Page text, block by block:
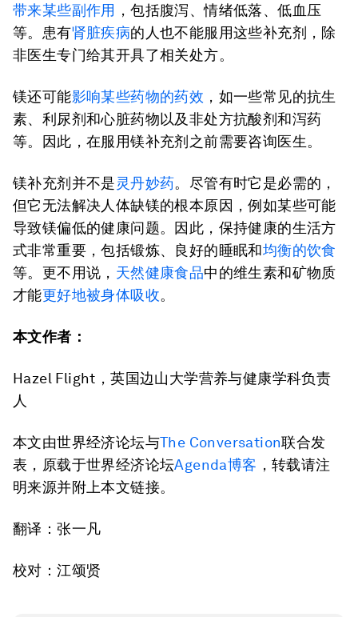
带来某些副作用 ，包括腹泻、情绪低落、低血压
等。患有肾脏疾病的人也不能服用这些补充剂，除
非医生专门给其开具了相关处方。
镁还可能影响某些药物的药效 ，如一些常见的抗生
素、利尿剂和心脏药物以及非处方抗酸剂和泻药
等。因此，在服用镁补充剂之前需要咨询医生。
镁补充剂并不是灵丹妙药。尽管有时它是必需的，
但它无法解决人体缺镁的根本原因，例如某些可能
导致镁偏低的健康问题。因此，保持健康的生活方
式非常重要，包括锻炼、良好的睡眠和均衡的饮食
等。更不用说， 天然健康食品中的维生素和矿物质
才能更好地被身体吸收。
本文作者：
Hazel Flight，英国边山大学营养与健康学科负责
人
本文由世界经济论坛与The Conversation联合发
表，原载于世界经济论坛Agenda博客 ，转载请注
明来源并附上本文链接。
翻译：张一凡
校对：江颂贤